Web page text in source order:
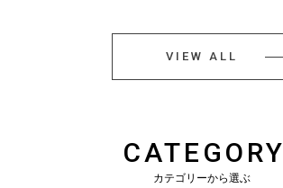
VIEW ALL
CATEGORY
カテゴリーから選ぶ